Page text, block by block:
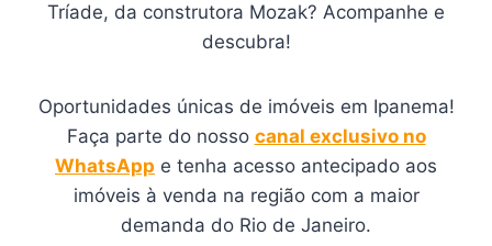
Tríade, da construtora Mozak? Acompanhe e
descubra!
Oportunidades únicas de imóveis em Ipanema!
Faça parte do nosso canal exclusivo no
WhatsApp e tenha acesso antecipado aos
imóveis à venda na região com a maior
demanda do Rio de Janeiro.